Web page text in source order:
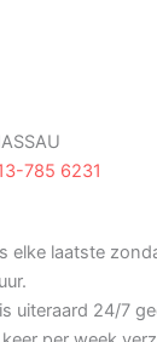
785 6231
elke laatste
uiteraard 24/7